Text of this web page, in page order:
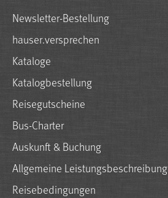
Newsletter-Bestellung
hauser.versprechen
Kataloge
Katalogbestellung
Reisegutscheine
Bus-Charter
Auskunft & Buchung
Allgemeine Leistungsbeschreibung
Reisebedingungen